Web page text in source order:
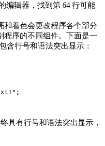
编辑器，找到第 64 行可能
和着色会更改程序各个部分
程序的不同组件。下面是一
含行号和语法突出显示：
具有行号和语法突出显示，